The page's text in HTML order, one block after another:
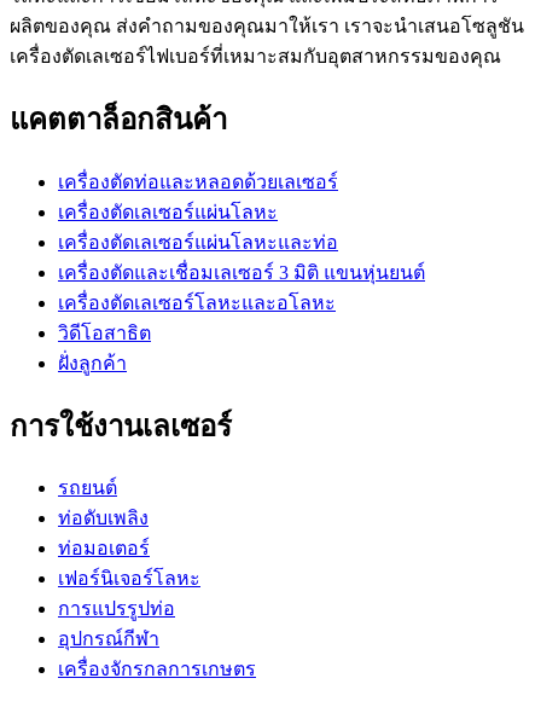
ผลิตของคุณ ส่งคำถามของคุณมาให้เรา เราจะนำเสนอโซลูชัน
เครื่องตัดเลเซอร์ไฟเบอร์ที่เหมาะสมกับอุตสาหกรรมของคุณ
แคตตาล็อกสินค้า
เครื่องตัดท่อและหลอดด้วยเลเซอร์
เครื่องตัดเลเซอร์แผ่นโลหะ
เครื่องตัดเลเซอร์แผ่นโลหะและท่อ
เครื่องตัดและเชื่อมเลเซอร์ 3 มิติ แขนหุ่นยนต์
เครื่องตัดเลเซอร์โลหะและอโลหะ
วิดีโอสาธิต
ฝั่งลูกค้า
การใช้งานเลเซอร์
รถยนต์
ท่อดับเพลิง
ท่อมอเตอร์
เฟอร์นิเจอร์โลหะ
การแปรรูปท่อ
อุปกรณ์กีฬา
เครื่องจักรกลการเกษตร